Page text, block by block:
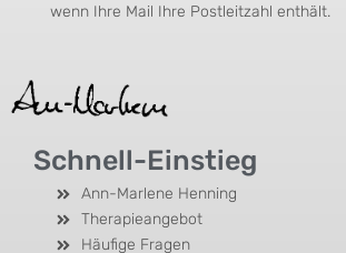
wenn Ihre Mail Ihre Postleitzahl enthält.
Schnell-Einstieg
Ann-Marlene Henning
Therapieangebot
Häufige Fragen